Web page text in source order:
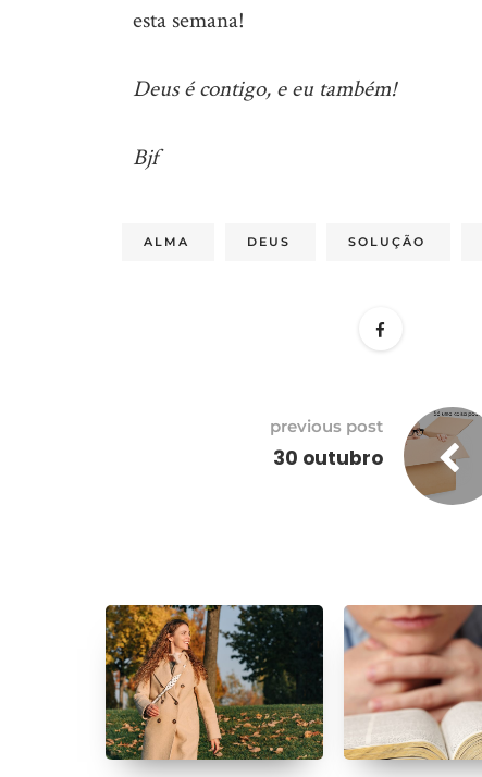
esta semana!
Deus é contigo, e eu também!
Bjf
ALMA DEUS SOLUÇÃO
previous post
30 outubro